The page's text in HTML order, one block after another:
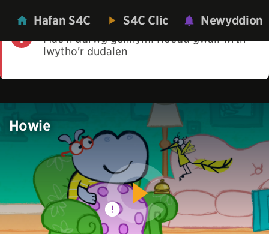
Hafan S4C S4C Clic Newyddion
Mae'n ddrwg gennym! Roedd gwall wrth
lwytho'r dudalen
Howie